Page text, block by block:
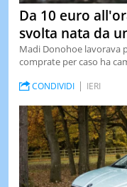
Da 10 euro
svolta nata da
Madi Donohoe lavorava
comprate per caso ha
CONDIVIDI IERI